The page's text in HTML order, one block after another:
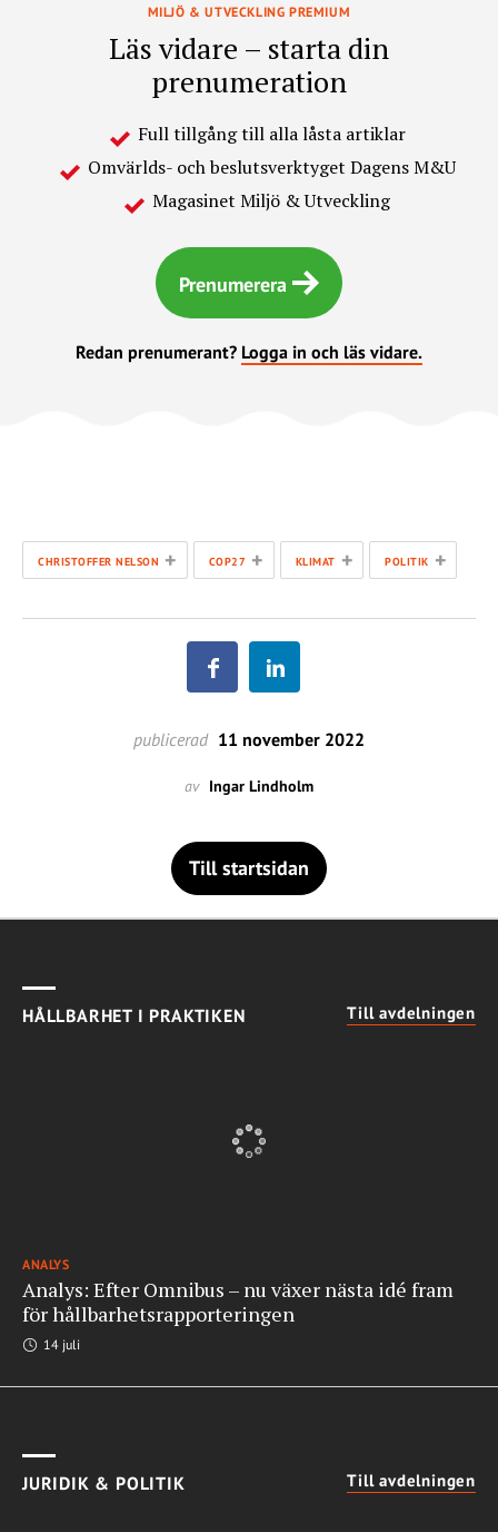
MILJÖ & UTVECKLING PREMIUM
Läs vidare – starta din
prenumeration
Full tillgång till alla låsta artiklar
Omvärlds- och beslutsverktyget Dagens M&U
Magasinet Miljö & Utveckling
Prenumerera
Redan prenumerant? Logga in och läs vidare.
CHRISTOFFER NELSON + COP27 + KLIMAT + POLITIK +
publicerad 11 november 2022
av Ingar Lindholm
Till startsidan
HÅLLBARHET I PRAKTIKEN Till avdelningen
ANALYS
Analys: Efter Omnibus – nu växer nästa idé fram
för hållbarhetsrapporteringen
14 juli
JURIDIK & POLITIK Till avdelningen